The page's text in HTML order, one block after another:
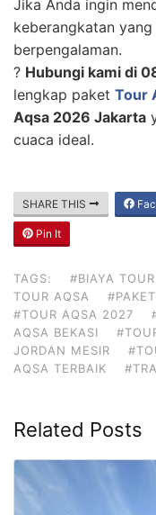
Jika Anda ingin
keberangkatan
berpengalaman.
? Hubungi kami di
lengkap paket Tour
Aqsa 2026 Jakarta
cuaca ideal.
SHARE THIS
Pin It
TAGS: #BIAYA
TOUR AQSA
#TOUR AQSA 2027
AQSA BEKASI
JORDAN MESIR
AQSA TERBAIK
Related Posts